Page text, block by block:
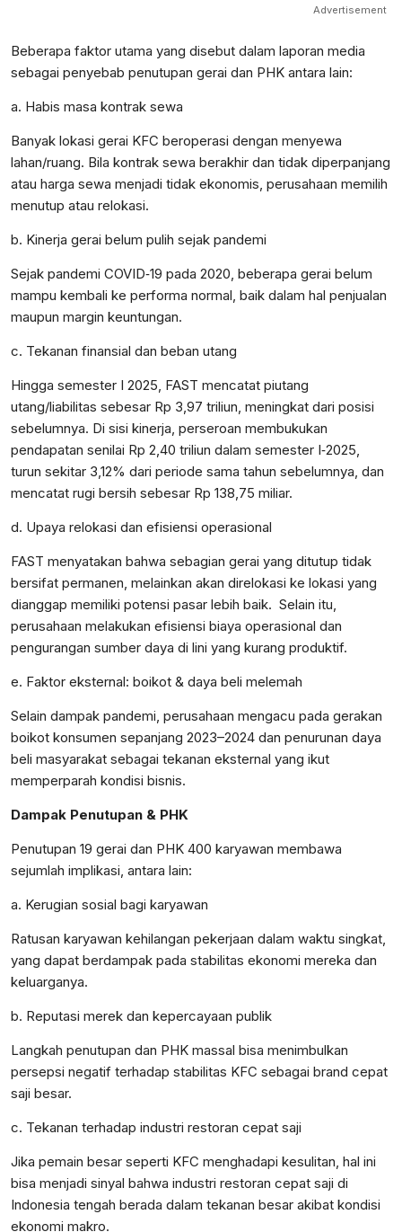
Advertisement
Beberapa faktor utama yang disebut dalam laporan media
sebagai penyebab penutupan gerai dan PHK antara lain:
a. Habis masa kontrak sewa
Banyak lokasi gerai KFC beroperasi dengan menyewa
lahan/ruang. Bila kontrak sewa berakhir dan tidak diperpanjang
atau harga sewa menjadi tidak ekonomis, perusahaan memilih
menutup atau relokasi.
b. Kinerja gerai belum pulih sejak pandemi
Sejak pandemi COVID‑19 pada 2020, beberapa gerai belum
mampu kembali ke performa normal, baik dalam hal penjualan
maupun margin keuntungan.
c. Tekanan finansial dan beban utang
Hingga semester I 2025, FAST mencatat piutang
utang/liabilitas sebesar Rp 3,97 triliun, meningkat dari posisi
sebelumnya. Di sisi kinerja, perseroan membukukan
pendapatan senilai Rp 2,40 triliun dalam semester I‑2025,
turun sekitar 3,12% dari periode sama tahun sebelumnya, dan
mencatat rugi bersih sebesar Rp 138,75 miliar.
d. Upaya relokasi dan efisiensi operasional
FAST menyatakan bahwa sebagian gerai yang ditutup tidak
bersifat permanen, melainkan akan direlokasi ke lokasi yang
dianggap memiliki potensi pasar lebih baik. Selain itu,
perusahaan melakukan efisiensi biaya operasional dan
pengurangan sumber daya di lini yang kurang produktif.
e. Faktor eksternal: boikot & daya beli melemah
Selain dampak pandemi, perusahaan mengacu pada gerakan
boikot konsumen sepanjang 2023–2024 dan penurunan daya
beli masyarakat sebagai tekanan eksternal yang ikut
memperparah kondisi bisnis.
Dampak Penutupan & PHK
Penutupan 19 gerai dan PHK 400 karyawan membawa
sejumlah implikasi, antara lain:
a. Kerugian sosial bagi karyawan
Ratusan karyawan kehilangan pekerjaan dalam waktu singkat,
yang dapat berdampak pada stabilitas ekonomi mereka dan
keluarganya.
b. Reputasi merek dan kepercayaan publik
Langkah penutupan dan PHK massal bisa menimbulkan
persepsi negatif terhadap stabilitas KFC sebagai brand cepat
saji besar.
c. Tekanan terhadap industri restoran cepat saji
Jika pemain besar seperti KFC menghadapi kesulitan, hal ini
bisa menjadi sinyal bahwa industri restoran cepat saji di
Indonesia tengah berada dalam tekanan besar akibat kondisi
ekonomi makro.